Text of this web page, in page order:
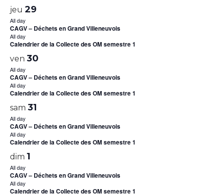
jeu 29
All day
CAGV – Déchets en Grand Villeneuvois
All day
Calendrier de la Collecte des OM semestre 1
ven 30
All day
CAGV – Déchets en Grand Villeneuvois
All day
Calendrier de la Collecte des OM semestre 1
sam 31
All day
CAGV – Déchets en Grand Villeneuvois
All day
Calendrier de la Collecte des OM semestre 1
dim 1
All day
CAGV – Déchets en Grand Villeneuvois
All day
Calendrier de la Collecte des OM semestre 1